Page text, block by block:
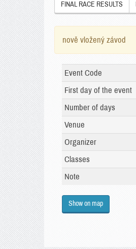
FINAL RACE RESULTS
nově vložený závod
Event Code
First day of the event
Number of days
Venue
Organizer
Classes
Note
Show on map